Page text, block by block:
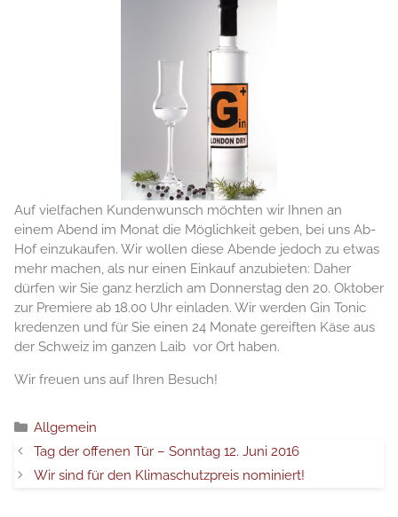
Auf vielfachen Kundenwunsch möchten wir Ihnen an
einem Abend im Monat die Möglichkeit geben, bei uns Ab-
Hof einzukaufen. Wir wollen diese Abende jedoch zu etwas
mehr machen, als nur einen Einkauf anzubieten: Daher
dürfen wir Sie ganz herzlich am Donnerstag den 20. Oktober
zur Premiere ab 18.00 Uhr einladen. Wir werden Gin Tonic
kredenzen und für Sie einen 24 Monate gereiften Käse aus
der Schweiz im ganzen Laib vor Ort haben.
Wir freuen uns auf Ihren Besuch!
Categorie
Allgemein
Tag der offenen Tür – Sonntag 12. Juni 2016
Wir sind für den Klimaschutzpreis nominiert!